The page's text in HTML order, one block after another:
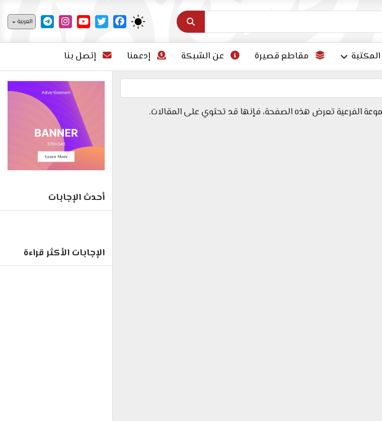
اختر لغتك
العربية
المكتبة مقاطع قصيرة عن الشبكة إدعمنا إتصل بنا
الفرعية تعرض هذه الصفحة، فإنها قد تحتوي على المقالات.
أحدث الإجابات
الإجابات الأكثر قراءة